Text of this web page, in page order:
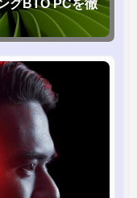
グBTO PCを徹